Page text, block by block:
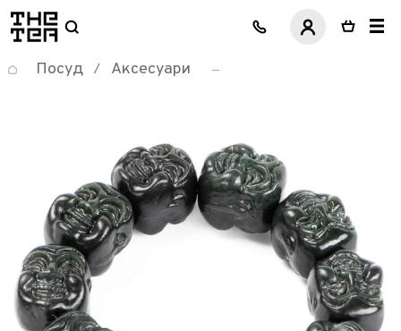
логотип
Посуд / Аксесуари